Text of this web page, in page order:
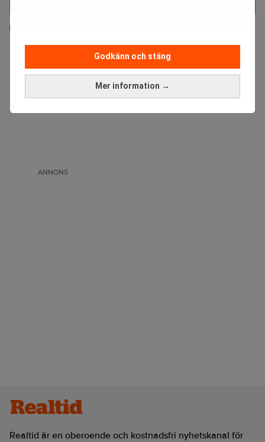
Mer information →
Godkänn och stäng
Senaste lediga jobben
ANNONS
Realtid är en oberoende och kostnadsfri nyhetskanal för